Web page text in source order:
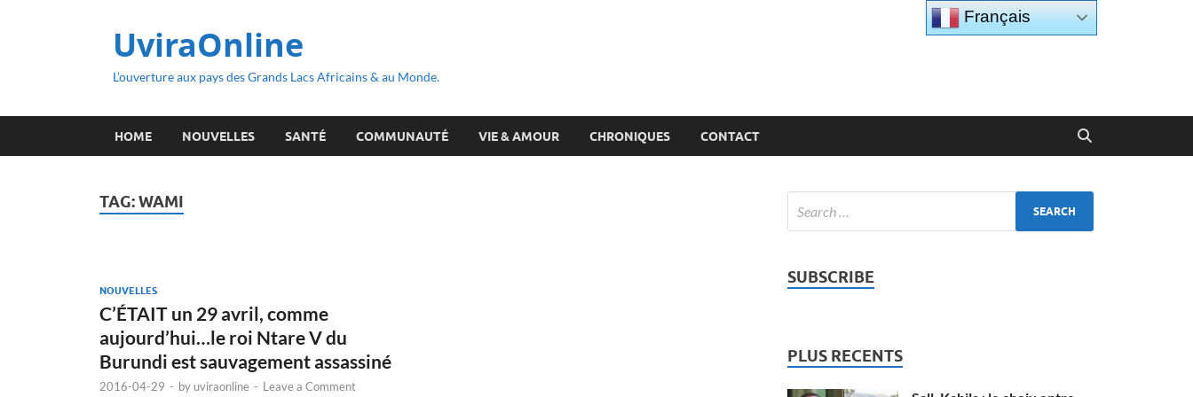
UviraOnline
L’ouverture aux pays des Grands Lacs Africains & au Monde.
HOME NOUVELLES SANTÉ COMMUNAUTÉ VIE & AMOUR CHRONIQUES CONTACT
TAG:WAMI
NOUVELLES
C’ÉTAIT un 29 avril, comme
aujourd’hui…le roi Ntare V du
Burundi est sauvagement assassiné
2016-04-29 - byuviraonline - Leave a Comment
SUBSCRIBE
PLUS RECENTS
Français